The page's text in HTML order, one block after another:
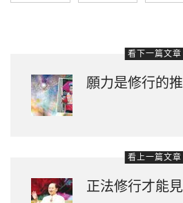
看下一篇文章
願力是修行的
看上一篇文章
正法修行才能